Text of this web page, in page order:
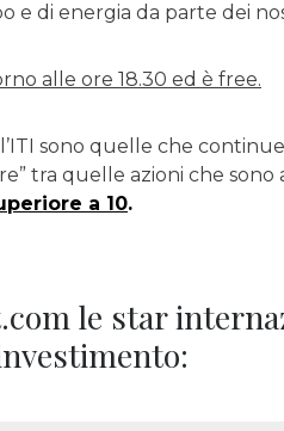
e di energia da parte dei
alle ore 18.30 ed è free.
sono quelle che
tra quelle azioni che
a 10.
le star